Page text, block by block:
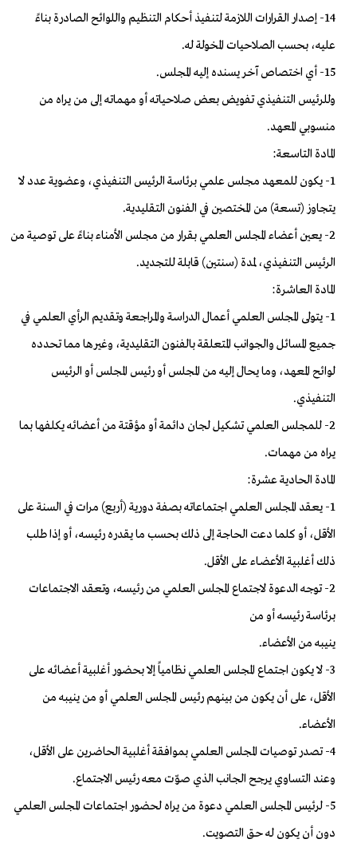
14- إصدار القرارات اللازمة لتنفيذ أحكام التنظيم واللوائح الصادرة بناءً
عليه، بحسب الصلاحيات المخولة له.
15- أي اختصاص آخر يسنده إليه المجلس.
وللرئيس التنفيذي تفويض بعض صلاحياته أو مهماته إلى من يراه من
منسوبي المعهد.
المادة التاسعة:
1- يكون للمعهد مجلس علمي برئاسة الرئيس التنفيذي، وعضوية عدد لا
يتجاوز (تسعة) من المختصين في الفنون التقليدية.
2- يعين أعضاء المجلس العلمي بقرار من مجلس الأمناء بناءً على توصية من
الرئيس التنفيذي، لمدة (سنتين) قابلة للتجديد.
المادة العاشرة:
1- يتولى المجلس العلمي أعمال الدراسة والمراجعة وتقديم الرأي العلمي في
جميع المسائل والجوانب المتعلقة بالفنون التقليدية، وغيرها مما تحدده
لوائح المعهد، وما يحال إليه من المجلس أو رئيس المجلس أو الرئيس
التنفيذي.
2- للمجلس العلمي تشكيل لجان دائمة أو مؤقتة من أعضائه يكلفها بما
يراه من مهمات.
المادة الحادية عشرة:
1- يعقد المجلس العلمي اجتماعاته بصفة دورية (أربع) مرات في السنة على
الأقل، أو كلما دعت الحاجة إلى ذلك بحسب ما يقدره رئيسه، أو إذا طلب
ذلك أغلبية الأعضـاء على الأقل.
2- توجه الدعوة لاجتماع المجلس العلمي من رئيسه، وتعقد الاجتماعات
برئاسة رئيسه أو من
ينيبه من الأعضاء.
3- لا يكون اجتماع المجلس العلمي نظامياً إلا بحضور أغلبية أعضائه على
الأقل، على أن يكون من بينهم رئيس المجلس العلمي أو من ينيبه من
الأعضاء.
4- تصدر توصيات المجلس العلمي بموافقة أغلبية الحاضرين على الأقل،
وعند التساوي يرجح الجانب الذي صوّت معه رئيس الاجتماع.
5- لرئيس المجلس العلمي دعوة من يراه لحضور اجتماعات المجلس العلمي
دون أن يكون له حق التصويت.